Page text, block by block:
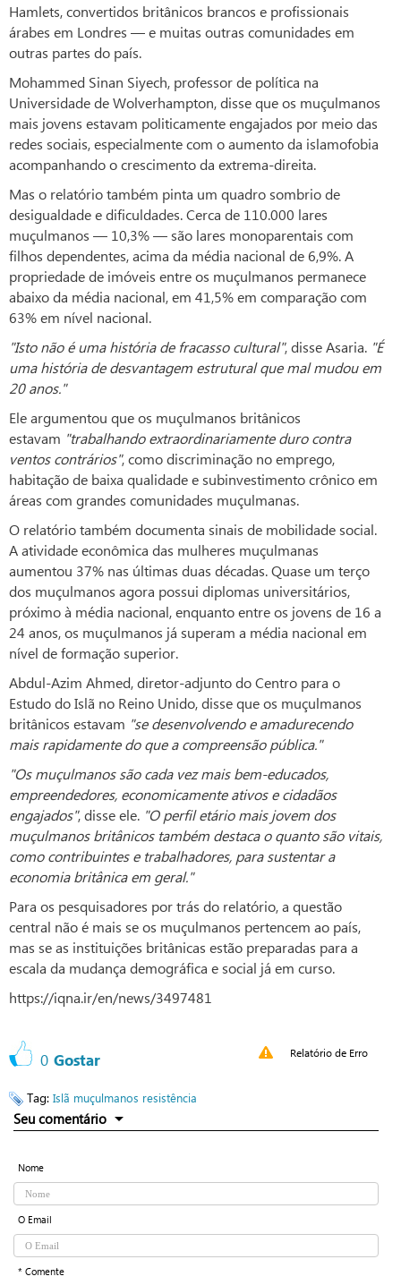
Hamlets, convertidos britânicos brancos e profissionais
árabes em Londres — e muitas outras comunidades em
outras partes do país.
Mohammed Sinan Siyech, professor de política na
Universidade de Wolverhampton, disse que os muçulmanos
mais jovens estavam politicamente engajados por meio das
redes sociais, especialmente com o aumento da islamofobia
acompanhando o crescimento da extrema-direita.
Mas o relatório também pinta um quadro sombrio de
desigualdade e dificuldades. Cerca de 110.000 lares
muçulmanos — 10,3% — são lares monoparentais com
filhos dependentes, acima da média nacional de 6,9%. A
propriedade de imóveis entre os muçulmanos permanece
abaixo da média nacional, em 41,5% em comparação com
63% em nível nacional.
"Isto não é uma história de fracasso cultural", disse Asaria. "É
uma história de desvantagem estrutural que mal mudou em
20 anos."
Ele argumentou que os muçulmanos britânicos
estavam "trabalhando extraordinariamente duro contra
ventos contrários", como discriminação no emprego,
habitação de baixa qualidade e subinvestimento crônico em
áreas com grandes comunidades muçulmanas.
O relatório também documenta sinais de mobilidade social.
A atividade econômica das mulheres muçulmanas
aumentou 37% nas últimas duas décadas. Quase um terço
dos muçulmanos agora possui diplomas universitários,
próximo à média nacional, enquanto entre os jovens de 16 a
24 anos, os muçulmanos já superam a média nacional em
nível de formação superior.
Abdul-Azim Ahmed, diretor-adjunto do Centro para o
Estudo do Islã no Reino Unido, disse que os muçulmanos
britânicos estavam "se desenvolvendo e amadurecendo
mais rapidamente do que a compreensão pública."
"Os muçulmanos são cada vez mais bem-educados,
empreendedores, economicamente ativos e cidadãos
engajados", disse ele. "O perfil etário mais jovem dos
muçulmanos britânicos também destaca o quanto são vitais,
como contribuintes e trabalhadores, para sustentar a
economia britânica em geral."
Para os pesquisadores por trás do relatório, a questão
central não é mais se os muçulmanos pertencem ao país,
mas se as instituições britânicas estão preparadas para a
escala da mudança demográfica e social já em curso.
https://iqna.ir/en/news/3497481
0 Gostar Relatório de Erro
Tag: Islã muçulmanos resistência
Seu comentário
Nome
O Email
* Comente